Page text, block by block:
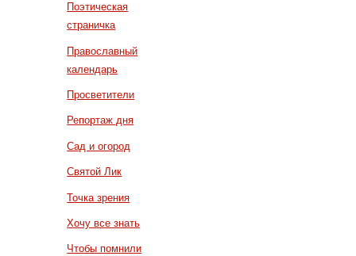
Поэтическая
страничка
Православный
календарь
Просветители
Репортаж дня
Сад и огород
Святой Лик
Точка зрения
Хочу все знать
Чтобы помнили